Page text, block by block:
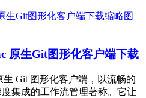
原生Git图形化客户端下载
生 Git 图形化客户端，以流畅的
集成的工作流管理著称。它让